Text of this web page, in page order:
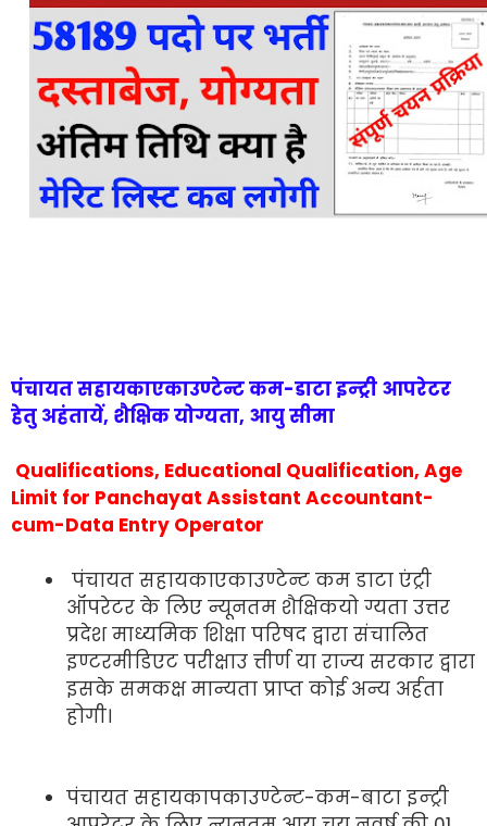
पंचायत सहायकाएकाउण्टेन्ट कम-डाटा इन्ट्री आपरेटर
हेतु अहंतायें, शैक्षिक योग्यता, आयु सीमा
Qualifications, Educational Qualification, Age
Limit for Panchayat Assistant Accountant-
cum-Data Entry Operator
पंचायत सहायकाएकाउण्टेन्ट कम डाटा एंट्री
ऑपरेटर के लिए न्यूनतम शैक्षिकयो ग्यता उत्तर
प्रदेश माध्यमिक शिक्षा परिषद द्वारा संचालित
इण्टरमीडिएट परीक्षाउ त्तीर्ण या राज्य सरकार द्वारा
इसके समकक्ष मान्यता प्राप्त कोई अन्य अर्हता
होगी।
पंचायत सहायकापकाउण्टेन्ट-कम-बाटा इन्ट्री